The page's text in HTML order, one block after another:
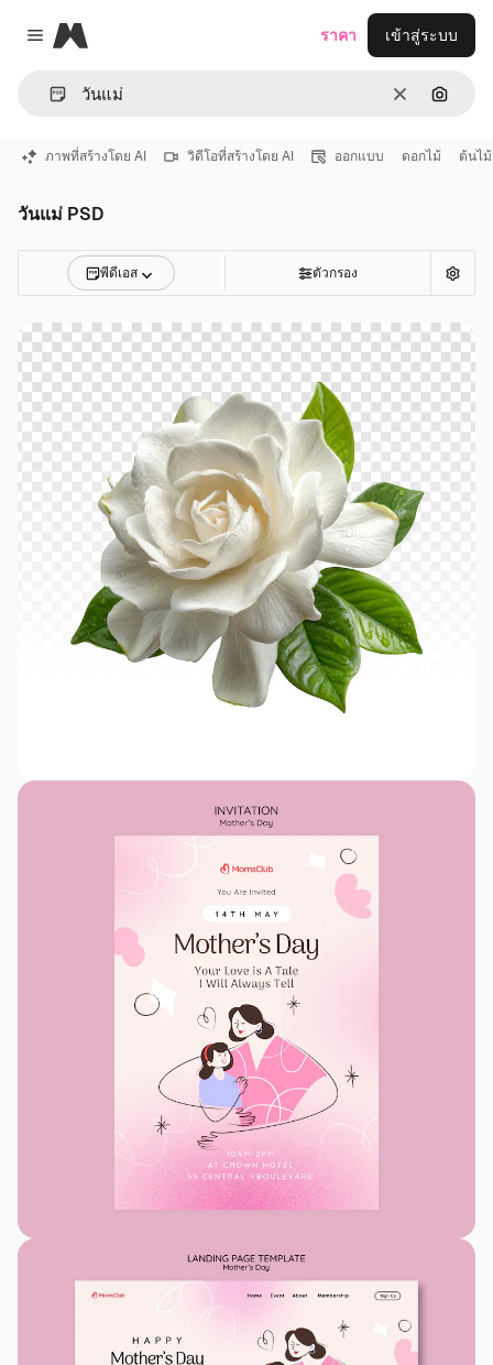
Close menu
Magnific
ชัดเจนค้นหา
ราคา เข้าสู่ระบบ
ภาพที่สร้างโดย AI วิดีโอที่สร้างโดย AI ออกแบบ ดอกไม้ ต้นไม้
วันแม่ PSD
พีดีเอส ตัวกรอง